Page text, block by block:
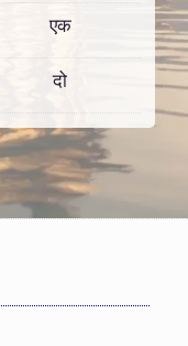
एक
दो